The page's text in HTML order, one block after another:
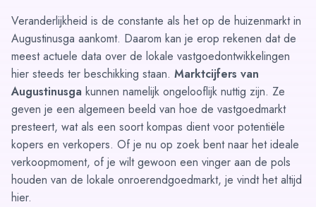
Veranderlijkheid is de constante als het op de huizenmarkt in
Augustinusga aankomt. Daarom kan je erop rekenen dat de
meest actuele data over de lokale vastgoedontwikkelingen
hier steeds ter beschikking staan. Marktcijfers van
Augustinusga kunnen namelijk ongelooflijk nuttig zijn. Ze
geven je een algemeen beeld van hoe de vastgoedmarkt
presteert, wat als een soort kompas dient voor potentiële
kopers en verkopers. Of je nu op zoek bent naar het ideale
verkoopmoment, of je wilt gewoon een vinger aan de pols
houden van de lokale onroerendgoedmarkt, je vindt het altijd
hier.